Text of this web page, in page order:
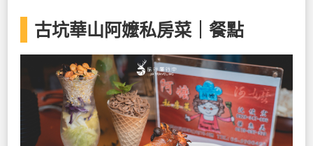
古坑華山阿嬤私房菜｜餐點